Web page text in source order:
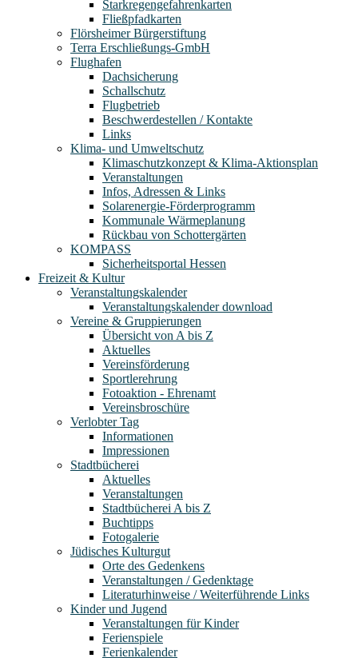
Starkregengefahrenkarten
Fließpfadkarten
Flörsheimer Bürgerstiftung
Terra Erschließungs-GmbH
Flughafen
Dachsicherung
Schallschutz
Flugbetrieb
Beschwerdestellen / Kontakte
Links
Klima- und Umweltschutz
Klimaschutzkonzept & Klima-Aktionsplan
Veranstaltungen
Infos, Adressen & Links
Solarenergie-Förderprogramm
Kommunale Wärmeplanung
Rückbau von Schottergärten
KOMPASS
Sicherheitsportal Hessen
Freizeit & Kultur
Veranstaltungskalender
Veranstaltungskalender download
Vereine & Gruppierungen
Übersicht von A bis Z
Aktuelles
Vereinsförderung
Sportlerehrung
Fotoaktion - Ehrenamt
Vereinsbroschüre
Verlobter Tag
Informationen
Impressionen
Stadtbücherei
Aktuelles
Veranstaltungen
Stadtbücherei A bis Z
Buchtipps
Fotogalerie
Jüdisches Kulturgut
Orte des Gedenkens
Veranstaltungen / Gedenktage
Literaturhinweise / Weiterführende Links
Kinder und Jugend
Veranstaltungen für Kinder
Ferienspiele
Ferienkalender